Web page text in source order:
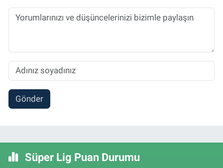
Gönder
Süper Lig Puan Durumu